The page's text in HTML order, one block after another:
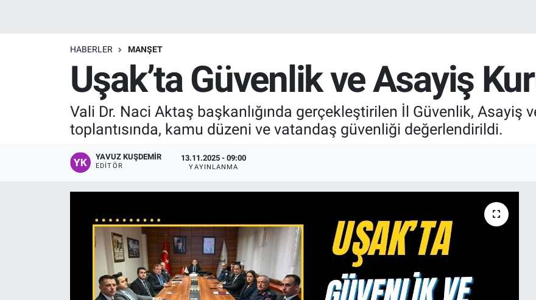
HABERLER MANŞET
Uşak’ta Güvenlik ve Asayiş
Vali Dr. Naci Aktaş başkanlığında gerçekleştirilen İl Güvenlik, Asayiş
toplantısında, kamu düzeni ve vatandaş güvenliği değerlendirildi.
YAVUZ KUŞDEMIR
EDITÖR
13.11.2025 - 09:00
YAYINLANMA
Resmi İlanlar
Son Dakika